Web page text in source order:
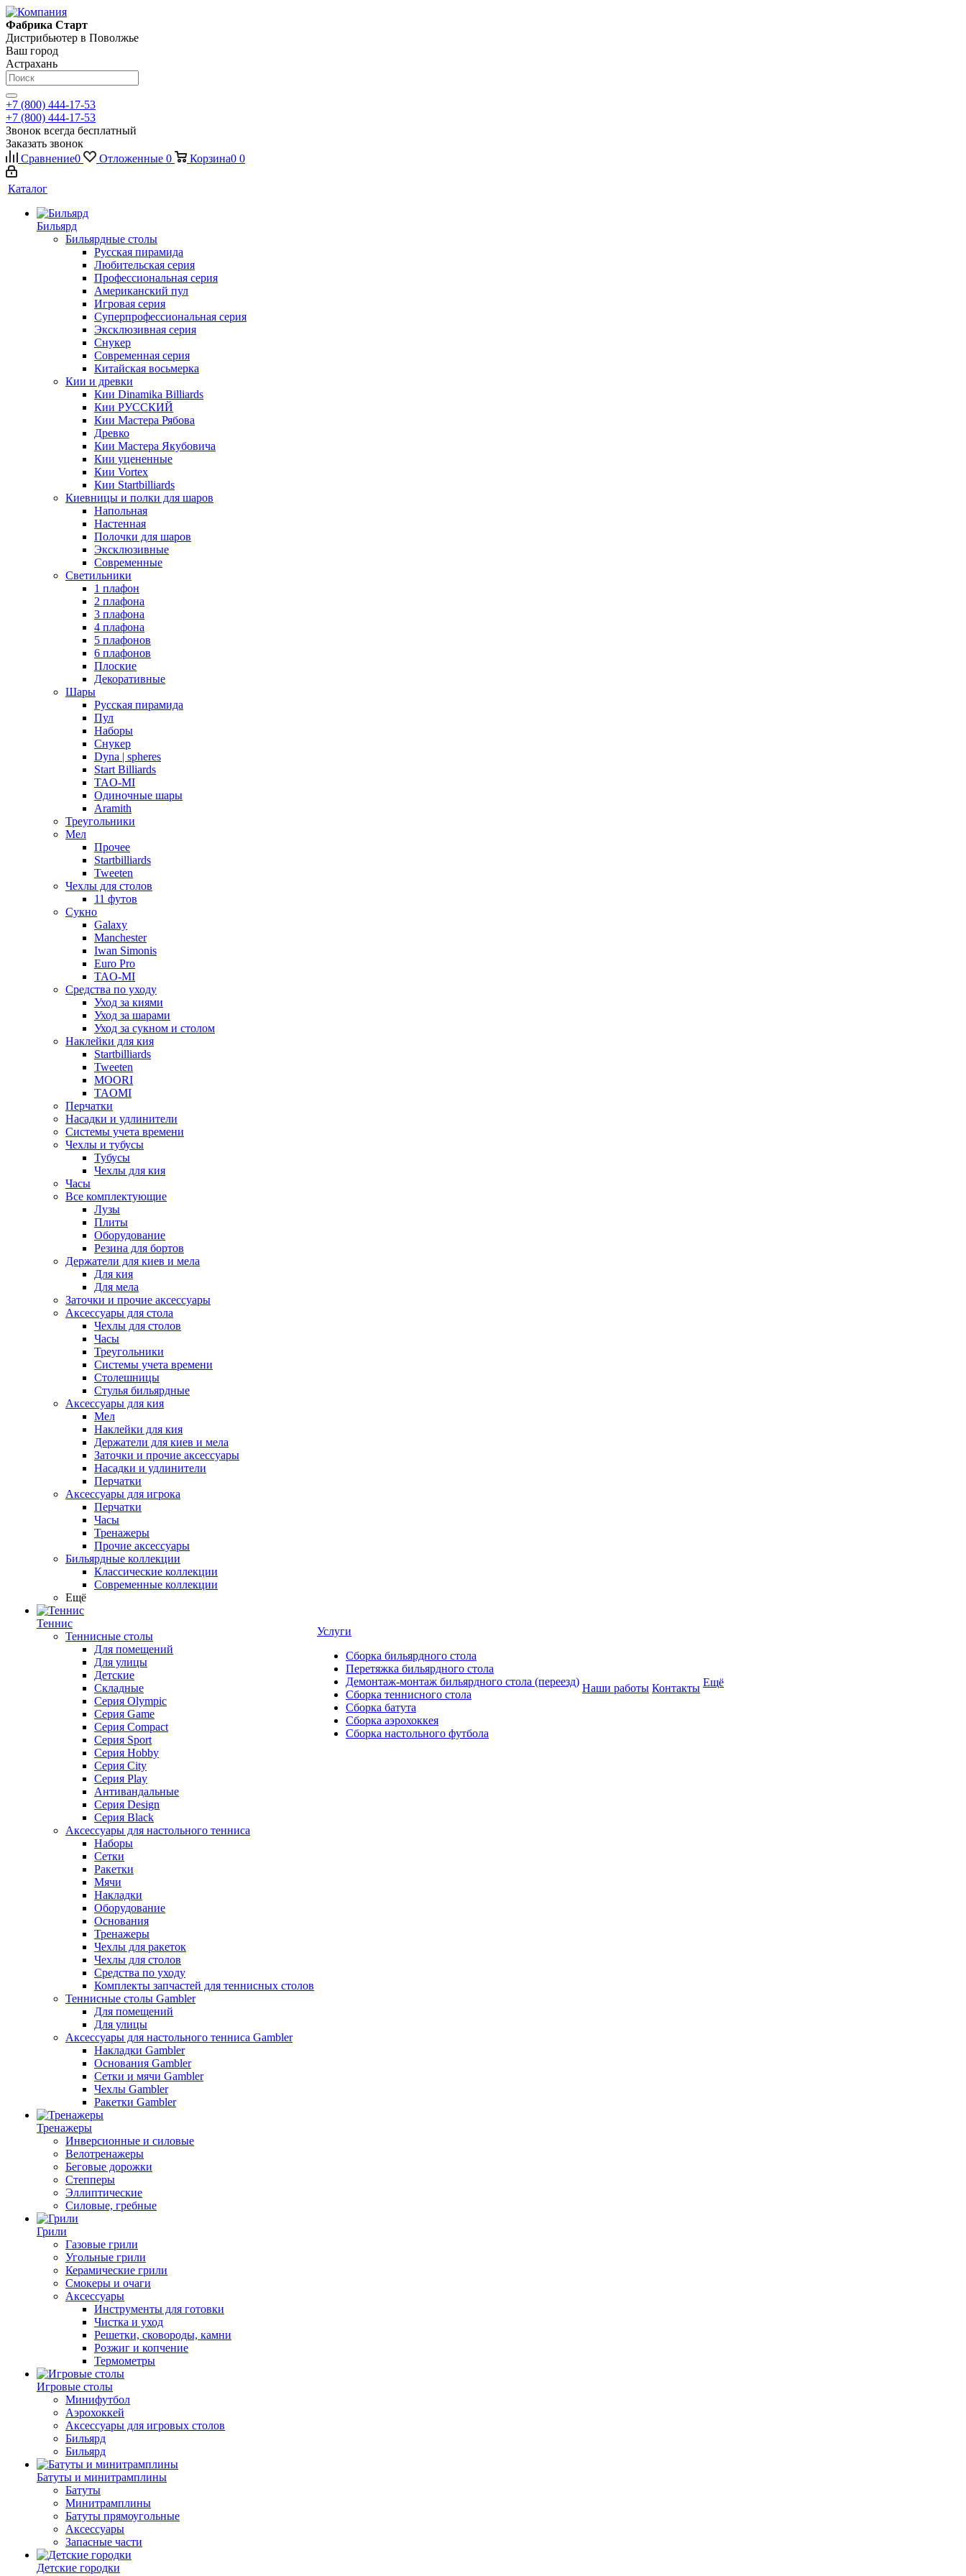
Фабрика Старт
Дистрибьютер в Поволжье
Ваш город
Астрахань
+7 (800) 444-17-53
+7 (800) 444-17-53
Звонок всегда бесплатный
Заказать звонок
Сравнение0 Отложенные 0 Корзина0 0
Каталог
Бильярд
Бильярдные столы
Русская пирамида
Любительская серия
Профессиональная серия
Американский пул
Игровая серия
Суперпрофессиональная серия
Эксклюзивная серия
Снукер
Современная серия
Китайская восьмерка
Кии и древки
Кии Dinamika Billiards
Кии РУССКИЙ
Кии Мастера Рябова
Древко
Кии Мастера Якубовича
Кии уцененные
Кии Vortex
Кии Startbilliards
Киевницы и полки для шаров
Напольная
Настенная
Полочки для шаров
Эксклюзивные
Современные
Светильники
1 плафон
2 плафона
3 плафона
4 плафона
5 плафонов
6 плафонов
Плоские
Декоративные
Шары
Русская пирамида
Пул
Наборы
Снукер
Dyna | spheres
Start Billiards
TAO-MI
Одиночные шары
Aramith
Треугольники
Мел
Прочее
Startbilliards
Tweeten
Чехлы для столов
11 футов
Сукно
Galaxy
Manchester
Iwan Simonis
Euro Pro
TAO-MI
Средства по уходу
Уход за киями
Уход за шарами
Уход за сукном и столом
Наклейки для кия
Startbilliards
Tweeten
MOORI
TAOMI
Перчатки
Насадки и удлинители
Системы учета времени
Чехлы и тубусы
Тубусы
Чехлы для кия
Часы
Все комплектующие
Лузы
Плиты
Оборудование
Резина для бортов
Держатели для киев и мела
Для кия
Для мела
Заточки и прочие аксессуары
Аксессуары для стола
Чехлы для столов
Часы
Треугольники
Системы учета времени
Столешницы
Стулья бильярдные
Аксессуары для кия
Мел
Наклейки для кия
Держатели для киев и мела
Заточки и прочие аксессуары
Насадки и удлинители
Перчатки
Аксессуары для игрока
Перчатки
Часы
Тренажеры
Прочие аксессуары
Бильярдные коллекции
Классические коллекции
Современные коллекции
Ещё
Теннис
Теннисные столы
Для помещений
Для улицы
Детские
Складные
Серия Olympic
Серия Game
Серия Compact
Серия Sport
Серия Hobby
Серия City
Серия Play
Антивандальные
Серия Design
Серия Black
Аксессуары для настольного тенниса
Наборы
Сетки
Ракетки
Мячи
Накладки
Оборудование
Основания
Тренажеры
Чехлы для ракеток
Чехлы для столов
Средства по уходу
Комплекты запчастей для теннисных столов
Теннисные столы Gambler
Для помещений
Для улицы
Аксессуары для настольного тенниса Gambler
Накладки Gambler
Основания Gambler
Сетки и мячи Gambler
Чехлы Gambler
Ракетки Gambler
Тренажеры
Инверсионные и силовые
Велотренажеры
Беговые дорожки
Степперы
Эллиптические
Силовые, гребные
Грили
Газовые грили
Угольные грили
Керамические грили
Смокеры и очаги
Аксессуары
Инструменты для готовки
Чистка и уход
Решетки, сковороды, камни
Розжиг и копчение
Термометры
Игровые столы
Минифутбол
Аэрохоккей
Аксессуары для игровых столов
Бильяpд
Бильяpд
Батуты и минитрамплины
Батуты
Минитрамплины
Батуты прямоугольные
Аксессуары
Запасные части
Детские городки
Услуги
Сборка бильярдного стола
Перетяжка бильярдного стола
Демонтаж-монтаж бильярдного стола (переезд)
Сборка теннисного стола
Сборка батута
Сборка аэрохоккея
Сборка настольного футбола
Наши работы Контакты Ещё